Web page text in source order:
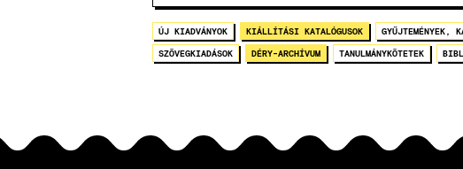
ÚJ KIADVÁNYOK KIÁLLÍTÁSI KATALÓGUSOK GYŰJTEMÉNYEK,
SZÖVEGKIADÁSOK DÉRY-ARCHÍVUM TANULMÁNYKÖTETEK